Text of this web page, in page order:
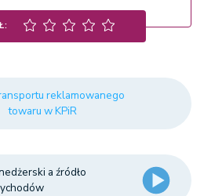
reklamowanego
towaru w KPiR
a źródło